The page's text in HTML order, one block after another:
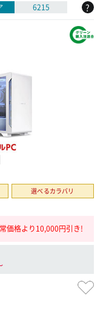
6215 ?
選べるカラバリ
価格より10,000円引き!